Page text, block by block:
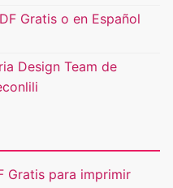
Gratis o en Español
Design Team de
Gratis para imprimir